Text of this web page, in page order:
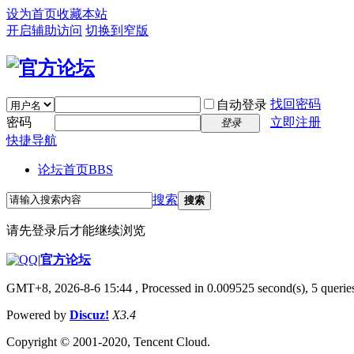
设为首页收藏本站
开启辅助访问 切换到窄版
自动登录 找回密码
密码
登录
立即注册
快捷导航
论坛首页BBS
搜索 搜索
请先登录后才能继续浏览
|官方论坛
GMT+8, 2026-8-6 15:44 , Processed in 0.009525 second(s), 5
Powered by Discuz! X3.4
Copyright © 2001-2020, Tencent Cloud.